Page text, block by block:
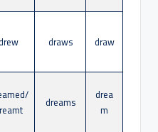
draw
draws
drew
drea
m
dreams